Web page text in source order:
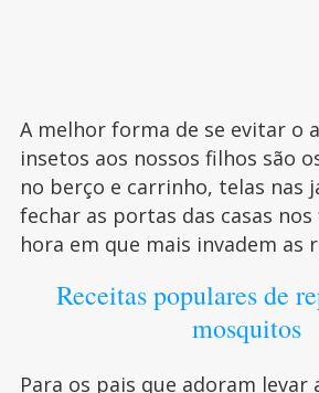
A melhor forma de se evitar o
insetos aos nossos filhos são
no berço e carrinho, telas nas
fechar as portas das casas
hora em que mais invadem as
Receitas populares de
mosquitos
Para os pais que adoram levar